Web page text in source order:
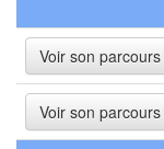
Voir son
Voir son